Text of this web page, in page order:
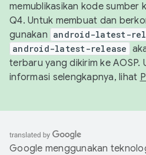
memublikasikan kode sumber
Q4. Untuk membuat dan
gunakan android-latest-
android-latest-release
terbaru yang dikirim ke AOSP.
informasi selengkapnya, lihat
Google menggunakan